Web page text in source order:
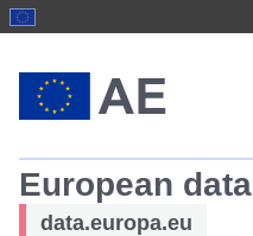
European data
data.europa.eu